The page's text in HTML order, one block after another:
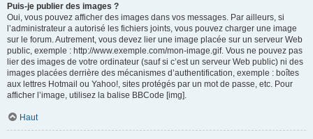
Puis-je publier des images ?
Oui, vous pouvez afficher des images dans vos messages. Par ailleurs, si
l’administrateur a autorisé les fichiers joints, vous pouvez charger une image
sur le forum. Autrement, vous devez lier une image placée sur un serveur Web
public, exemple : http://www.exemple.com/mon-image.gif. Vous ne pouvez pas
lier des images de votre ordinateur (sauf si c’est un serveur Web public) ni des
images placées derrière des mécanismes d’authentification, exemple : boîtes
aux lettres Hotmail ou Yahoo!, sites protégés par un mot de passe, etc. Pour
afficher l’image, utilisez la balise BBCode [img].
Haut